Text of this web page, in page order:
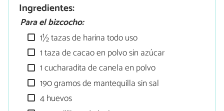
Ingredientes:
Para el bizcocho:
1½ tazas de harina todo uso
1 taza de cacao en polvo sin azúcar
1 cucharadita de canela en polvo
190 gramos de mantequilla sin sal
4 huevos